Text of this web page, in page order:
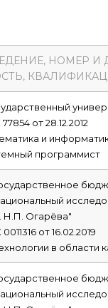
НОМЕР
от 28.12.2012
и
программист
Н.П. Огарёва"
от 16.02.2019
в области